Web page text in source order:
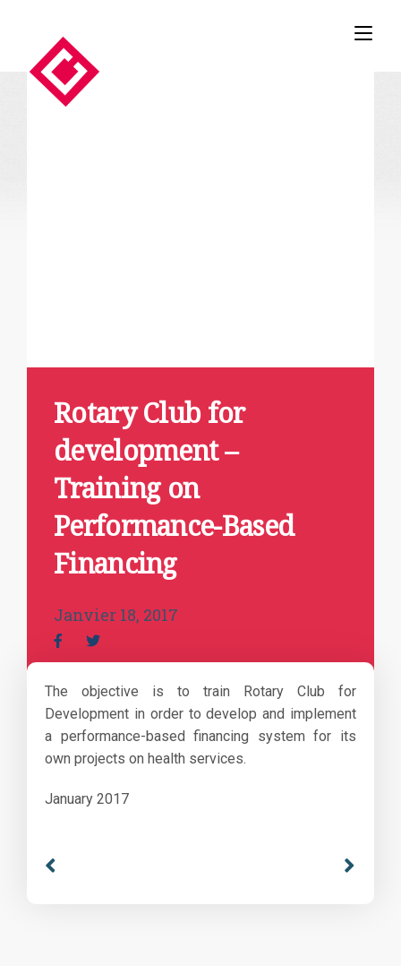
Rotary Club for
development –
Training on
Performance-Based
Financing
Janvier 18, 2017
The objective is to train Rotary Club for
Development in order to develop and implement
a performance-based financing system for its
own projects on health services.
January 2017